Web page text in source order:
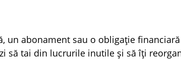
un abonament sau o obligație
să tai din lucrurile inutile și să îți